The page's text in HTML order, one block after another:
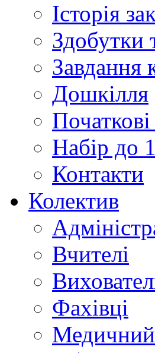
Історія
Здобутки
Завдання
Дошкілля
Набір до
Контакти
Колектив
Вчителі
Фахівці